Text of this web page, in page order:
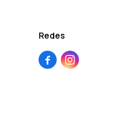
Redes
 